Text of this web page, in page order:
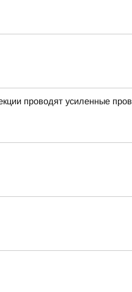
проводят усиленные